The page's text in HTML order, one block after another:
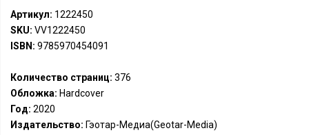
Артикул: 1222450
SKU: VV1222450
ISBN: 9785970454091
Количество страниц: 376
Обложка: Hardcover
Год: 2020
Издательство: Гэотар-Медиа(Geotar-Media)